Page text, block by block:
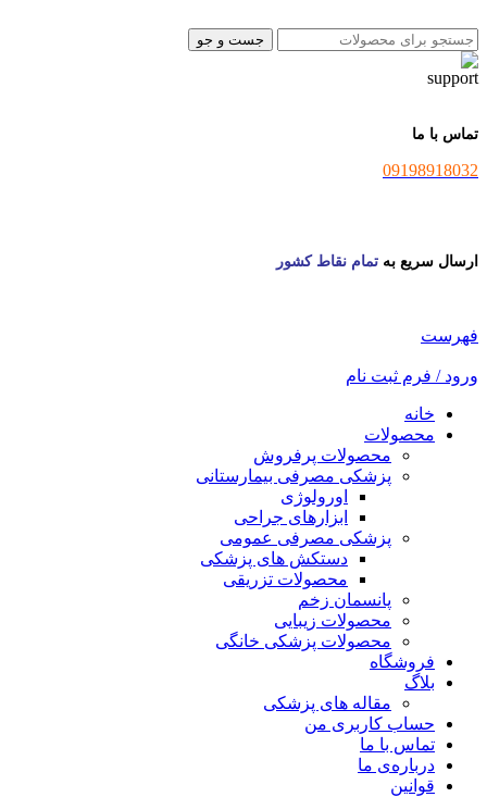
جست و جو
تماس با ما
09198918032
ارسال سریع به تمام نقاط کشور
فهرست
ورود / فرم ثبت نام
خانه
محصولات
محصولات پرفروش
پزشکی مصرفی بیمارستانی
اورولوژی
ابزارهای جراحی
پزشکی مصرفی عمومی
دستکش های پزشکی
محصولات تزریقی
پانسمان زخم
محصولات زیبایی
محصولات پزشکی خانگی
فروشگاه
بلاگ
مقاله های پزشکی
حساب کاربری من
تماس با ما
درباره‌ی ما
قوانین